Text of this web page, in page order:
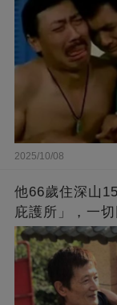
2025/10/08
他66歲住深山
庇護所」，一